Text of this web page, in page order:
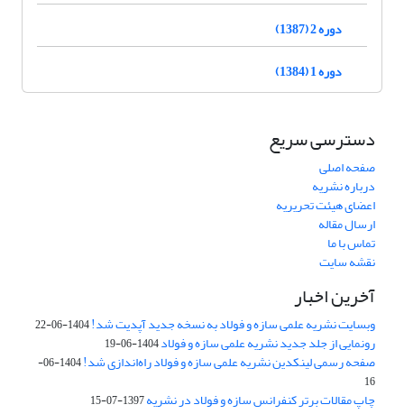
دوره 2 (1387)
دوره 1 (1384)
دسترسی سریع
صفحه اصلی
درباره نشریه
اعضای هیئت تحریریه
ارسال مقاله
تماس با ما
نقشه سایت
آخرین اخبار
وبسایت نشریه علمی سازه و فولاد به نسخه جدید آپدیت شد!1404-06-22
رونمایی از جلد جدید نشریه علمی سازه و فولاد1404-06-19
صفحه رسمی لینکدین نشریه علمی سازه و فولاد راه‌اندازی شد!
1404-06-
16
چاپ مقالات برتر کنفرانس سازه و فولاد در نشریه1397-07-15